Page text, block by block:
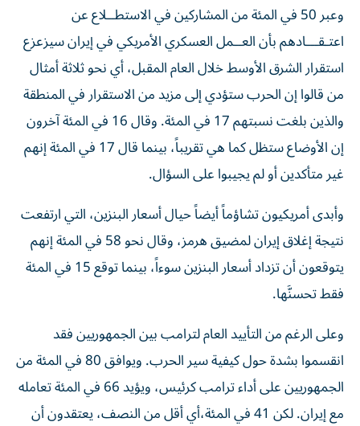
وعبر 50 في المئة من المشاركين في الاستطــلاع عن
اعتـقـــادهم بأن العــمل ‌العسكري الأمريكي في إيران سيزعزع
استقرار الشرق الأوسط ‌خلال العام المقبل، أي نحو ثلاثة أمثال
من قالوا إن الحرب ستؤدي إلى مزيد من الاستقرار في المنطقة
والذين بلغت نسبتهم 17 في المئة. وقال 16 في المئة آخرون
إن الأوضاع ستظل كما هي تقريباً، بينما قال 17 في المئة إنهم
غير متأكدين أو لم يجيبوا على السؤال.
وأبدى أمريكيون تشاؤماً أيضاً حيال أسعار البنزين، التي ارتفعت
نتيجة إغلاق إيران لمضيق هرمز، وقال نحو 58 في المئة إنهم
يتوقعون أن تزداد أسعار البنزين سوءاً، بينما توقع 15 في المئة
فقط تحسنَّها.
وعلى الرغم من التأييد العام لترامب بين الجمهوريين فقد
انقسموا بشدة حول كيفية سير الحرب. ويوافق 80 في المئة من
الجمهوريين على أداء ترامب كرئيس، ويؤيد 66 في المئة تعامله
مع إيران. لكن 41 في المئة،​أي أقل من النصف، يعتقدون أن